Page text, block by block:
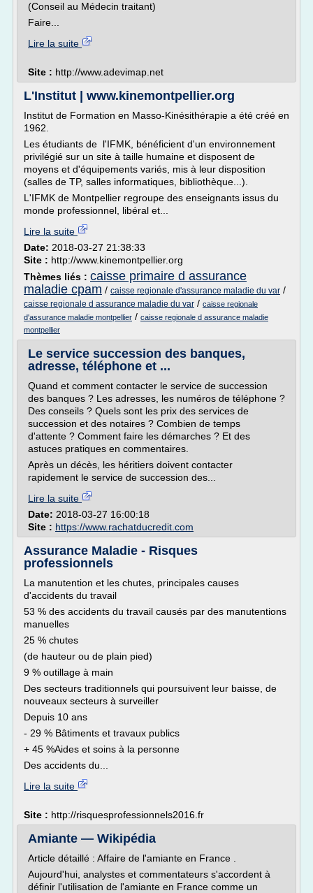
(Conseil au Médecin traitant)
Faire...
Lire la suite
Site : http://www.adevimap.net
L'Institut | www.kinemontpellier.org
Institut de Formation en Masso-Kinésithérapie a été créé en
1962.
Les étudiants de l'IFMK, bénéficient d'un environnement
privilégié sur un site à taille humaine et disposent de
moyens et d'équipements variés, mis à leur disposition
(salles de TP, salles informatiques, bibliothèque...).
L'IFMK de Montpellier regroupe des enseignants issus du
monde professionnel, libéral et...
Lire la suite
Date: 2018-03-27 21:38:33
Site : http://www.kinemontpellier.org
Thèmes liés : caisse primaire d assurance
maladie cpam / caisse regionale d'assurance maladie du var /
caisse regionale d assurance maladie du var / caisse regionale
d'assurance maladie montpellier / caisse regionale d assurance maladie
montpellier
Le service succession des banques,
adresse, téléphone et ...
Quand et comment contacter le service de succession
des banques ? Les adresses, les numéros de téléphone ?
Des conseils ? Quels sont les prix des services de
succession et des notaires ? Combien de temps
d'attente ? Comment faire les démarches ? Et des
astuces pratiques en commentaires.
Après un décès, les héritiers doivent contacter
rapidement le service de succession des...
Lire la suite
Date: 2018-03-27 16:00:18
Site : https://www.rachatducredit.com
Assurance Maladie - Risques
professionnels
La manutention et les chutes, principales causes
d'accidents du travail
53 % des accidents du travail causés par des manutentions
manuelles
25 % chutes
(de hauteur ou de plain pied)
9 % outillage à main
Des secteurs traditionnels qui poursuivent leur baisse, de
nouveaux secteurs à surveiller
Depuis 10 ans
- 29 % Bâtiments et travaux publics
+ 45 %Aides et soins à la personne
Des accidents du...
Lire la suite
Site : http://risquesprofessionnels2016.fr
Amiante — Wikipédia
Article détaillé : Affaire de l'amiante en France .
Aujourd'hui, analystes et commentateurs s'accordent à
définir l'utilisation de l'amiante en France comme un